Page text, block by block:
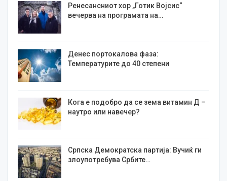
Ренесансниот хор „Готик Војсис“
вечерва на програмата на…
Денес портокалова фаза:
Температурите до 40 степени
Кога е подобро да се зема витамин Д –
наутро или навечер?
Српска Демократска партија: Вучиќ ги
злоупотребува Србите…